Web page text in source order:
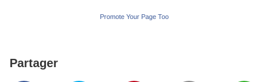
Promote Your Page Too
Partager